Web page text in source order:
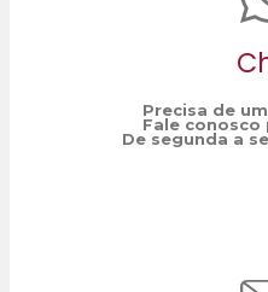
Precisa de
Fale conosco
De segunda a